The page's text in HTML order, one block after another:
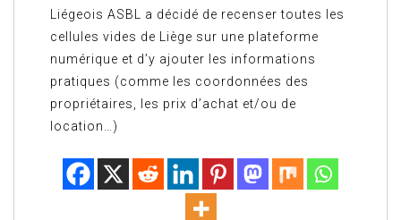
Liégeois ASBL a décidé de recenser toutes les
cellules vides de Liège sur une plateforme
numérique et d’y ajouter les informations
pratiques (comme les coordonnées des
propriétaires, les prix d’achat et/ou de
location…)